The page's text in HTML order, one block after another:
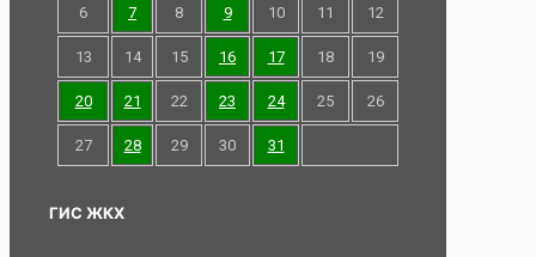
6 7 8 9 10 11 12
13 14 15 16 17 18 19
20 21 22 23 24 25 26
27 28 29 30 31
ГИС ЖКХ